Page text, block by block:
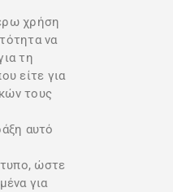
χρήση
να
τη
είτε για
τους
αυτό
ώστε
για